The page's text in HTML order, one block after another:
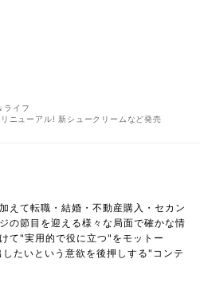
ライフ
ニューアル! 新シュークリームなど発売
えて転職・結婚・不動産購入・セカン
の節目を迎える様々な局面で確かな情
て"実用的で役に立つ"をモットー
たいという意欲を後押しする"コンテ